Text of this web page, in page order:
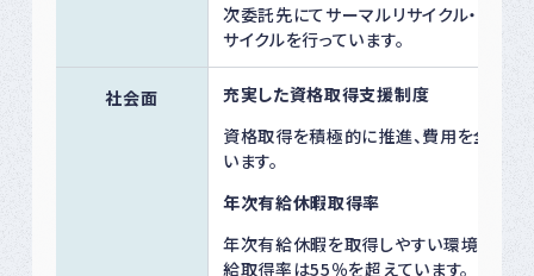
次委託先にてサーマルリサイクル・マテリ
サイクルを行っています。
社会面
充実した資格取得支援制度
資格取得を積極的に推進、費用を全額補
います。
年次有給休暇取得率
年次有給休暇を取得しやすい環境にし、
給取得率は55％を超えています。